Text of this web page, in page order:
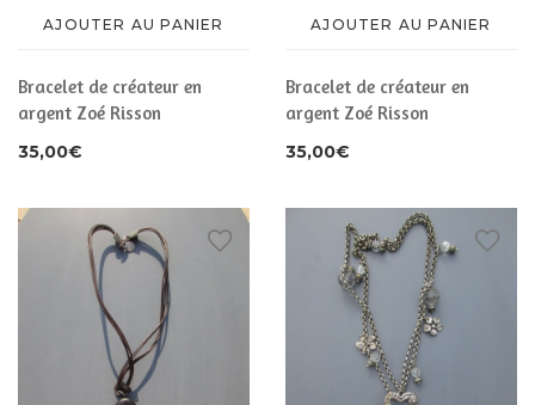
AJOUTER AU PANIER
Bracelet de créateur en
argent Zoé Risson
35,00€
AJOUTER AU PANIER
Bracelet de créateur en
argent Zoé Risson
35,00€